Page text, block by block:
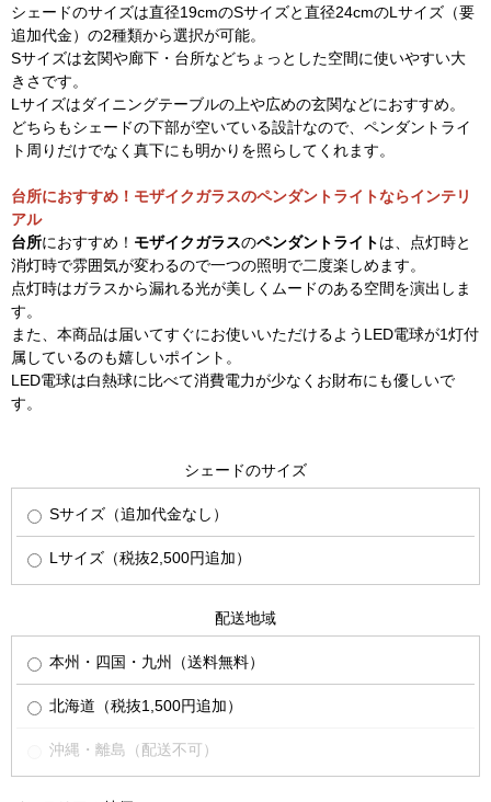
シェードのサイズは直径19cmのSサイズと直径24cmのLサイズ（要
追加代金）の2種類から選択が可能。
Sサイズは玄関や廊下・台所などちょっとした空間に使いやすい大
きさです。
Lサイズはダイニングテーブルの上や広めの玄関などにおすすめ。
どちらもシェードの下部が空いている設計なので、ペンダントライ
ト周りだけでなく真下にも明かりを照らしてくれます。
台所におすすめ！モザイクガラスのペンダントライトならインテリ
アル
台所におすすめ！ モザイクガラスのペンダントライトは、点灯時と
消灯時で雰囲気が変わるので一つの照明で二度楽しめます。
点灯時はガラスから漏れる光が美しくムードのある空間を演出しま
す。
また、本商品は届いてすぐにお使いいただけるようLED電球が1灯付
属しているのも嬉しいポイント。
LED電球は白熱球に比べて消費電力が少なくお財布にも優しいで
す。
シェードのサイズ
Sサイズ（追加代金なし）
Lサイズ（税抜2,500円追加）
配送地域
本州・四国・九州（送料無料）
北海道（税抜1,500円追加）
沖縄・離島（配送不可）